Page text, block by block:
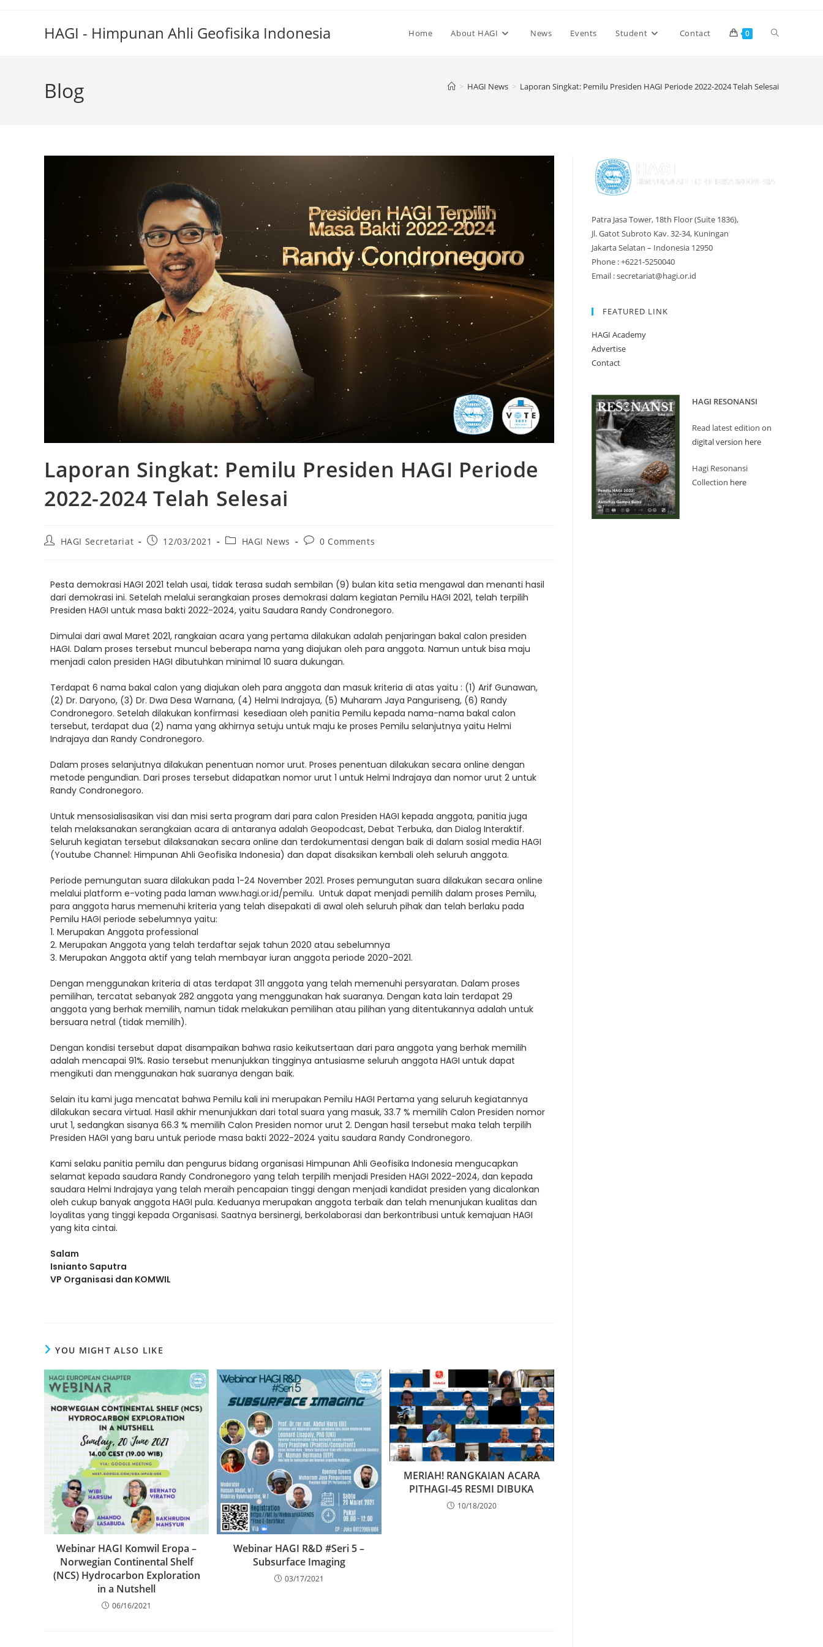
HAGI - Himpunan Ahli Geofisika Indonesia Home About HAGI News Events Student Contact 0
Blog > HAGI News > Laporan Singkat: Pemilu Presiden HAGI Periode 2022-2024 Telah Selesai
Laporan Singkat: Pemilu Presiden HAGI Periode
2022-2024 Telah Selesai
HAGI Secretariat 12/03/2021 HAGI News 0 Comments
Pesta demokrasi HAGI 2021 telah usai, tidak terasa sudah sembilan (9) bulan kita setia mengawal dan menanti hasil
dari demokrasi ini. Setelah melalui serangkaian proses demokrasi dalam kegiatan Pemilu HAGI 2021, telah terpilih
Presiden HAGI untuk masa bakti 2022-2024, yaitu Saudara Randy Condronegoro.
Dimulai dari awal Maret 2021, rangkaian acara yang pertama dilakukan adalah penjaringan bakal calon presiden
HAGI. Dalam proses tersebut muncul beberapa nama yang diajukan oleh para anggota. Namun untuk bisa maju
menjadi calon presiden HAGI dibutuhkan minimal 10 suara dukungan.
Terdapat 6 nama bakal calon yang diajukan oleh para anggota dan masuk kriteria di atas yaitu : (1) Arif Gunawan,
(2) Dr. Daryono, (3) Dr. Dwa Desa Warnana, (4) Helmi Indrajaya, (5) Muharam Jaya Panguriseng, (6) Randy
Condronegoro. Setelah dilakukan konfirmasi kesediaan oleh panitia Pemilu kepada nama-nama bakal calon
tersebut, terdapat dua (2) nama yang akhirnya setuju untuk maju ke proses Pemilu selanjutnya yaitu Helmi
Indrajaya dan Randy Condronegoro.
Dalam proses selanjutnya dilakukan penentuan nomor urut. Proses penentuan dilakukan secara online dengan
metode pengundian. Dari proses tersebut didapatkan nomor urut 1 untuk Helmi Indrajaya dan nomor urut 2 untuk
Randy Condronegoro.
Untuk mensosialisasikan visi dan misi serta program dari para calon Presiden HAGI kepada anggota, panitia juga
telah melaksanakan serangkaian acara di antaranya adalah Geopodcast, Debat Terbuka, dan Dialog Interaktif.
Seluruh kegiatan tersebut dilaksanakan secara online dan terdokumentasi dengan baik di dalam sosial media HAGI
(Youtube Channel: Himpunan Ahli Geofisika Indonesia) dan dapat disaksikan kembali oleh seluruh anggota.
Periode pemungutan suara dilakukan pada 1-24 November 2021. Proses pemungutan suara dilakukan secara online
melalui platform e-voting pada laman www.hagi.or.id/pemilu. Untuk dapat menjadi pemilih dalam proses Pemilu,
para anggota harus memenuhi kriteria yang telah disepakati di awal oleh seluruh pihak dan telah berlaku pada
Pemilu HAGI periode sebelumnya yaitu:
1. Merupakan Anggota professional
2. Merupakan Anggota yang telah terdaftar sejak tahun 2020 atau sebelumnya
3. Merupakan Anggota aktif yang telah membayar iuran anggota periode 2020-2021.
Dengan menggunakan kriteria di atas terdapat 311 anggota yang telah memenuhi persyaratan. Dalam proses
pemilihan, tercatat sebanyak 282 anggota yang menggunakan hak suaranya. Dengan kata lain terdapat 29
anggota yang berhak memilih, namun tidak melakukan pemilihan atau pilihan yang ditentukannya adalah untuk
bersuara netral (tidak memilih).
Dengan kondisi tersebut dapat disampaikan bahwa rasio keikutsertaan dari para anggota yang berhak memilih
adalah mencapai 91%. Rasio tersebut menunjukkan tingginya antusiasme seluruh anggota HAGI untuk dapat
mengikuti dan menggunakan hak suaranya dengan baik.
Selain itu kami juga mencatat bahwa Pemilu kali ini merupakan Pemilu HAGI Pertama yang seluruh kegiatannya
dilakukan secara virtual. Hasil akhir menunjukkan dari total suara yang masuk, 33.7 % memilih Calon Presiden nomor
urut 1, sedangkan sisanya 66.3 % memilih Calon Presiden nomor urut 2. Dengan hasil tersebut maka telah terpilih
Presiden HAGI yang baru untuk periode masa bakti 2022-2024 yaitu saudara Randy Condronegoro.
Kami selaku panitia pemilu dan pengurus bidang organisasi Himpunan Ahli Geofisika Indonesia mengucapkan
selamat kepada saudara Randy Condronegoro yang telah terpilih menjadi Presiden HAGI 2022-2024, dan kepada
saudara Helmi Indrajaya yang telah meraih pencapaian tinggi dengan menjadi kandidat presiden yang dicalonkan
oleh cukup banyak anggota HAGI pula. Keduanya merupakan anggota terbaik dan telah menunjukan kualitas dan
loyalitas yang tinggi kepada Organisasi. Saatnya bersinergi, berkolaborasi dan berkontribusi untuk kemajuan HAGI
yang kita cintai.
Salam
Isnianto Saputra
VP Organisasi dan KOMWIL
YOU MIGHT ALSO LIKE
Webinar HAGI Komwil Eropa –
Norwegian Continental Shelf
(NCS) Hydrocarbon Exploration
in a Nutshell
06/16/2021
Webinar HAGI R&D #Seri 5 –
Subsurface Imaging
03/17/2021
MERIAH! RANGKAIAN ACARA
PITHAGI-45 RESMI DIBUKA
10/18/2020
Patra Jasa Tower, 18th Floor (Suite 1836),
Jl. Gatot Subroto Kav. 32-34, Kuningan
Jakarta Selatan – Indonesia 12950
Phone : +6221-5250040
Email : secretariat@hagi.or.id
FEATURED LINK
HAGI Academy
Advertise
Contact
HAGI RESONANSI
Read latest edition on
digital version here
Hagi Resonansi
Collection here